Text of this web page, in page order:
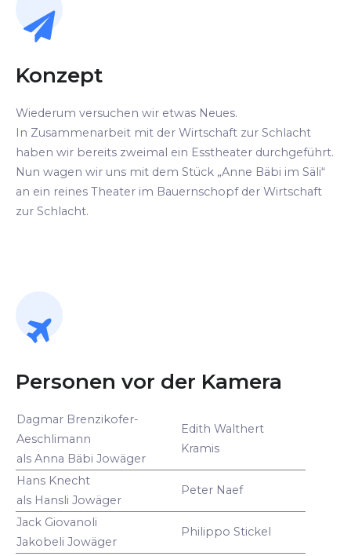
Konzept
Wiederum versuchen wir etwas Neues.
In Zusammenarbeit mit der Wirtschaft zur Schlacht
haben wir bereits zweimal ein Esstheater durchgeführt.
Nun wagen wir uns mit dem Stück „Anne Bäbi im Säli“
an ein reines Theater im Bauernschopf der Wirtschaft
zur Schlacht.
Personen vor der Kamera
Dagmar Brenzikofer-
Aeschlimann
als Anna Bäbi Jowäger
Edith Walthert
Kramis
Hans Knecht
als Hansli Jowäger
Peter Naef
Jack Giovanoli
Jakobeli Jowäger
Philippo Stickel